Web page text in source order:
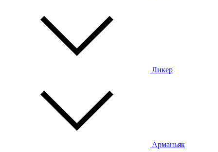
Ликер
Арманьяк